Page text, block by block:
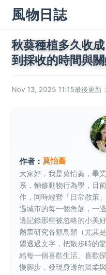
風物日誌
秋葵種植多久收
到採收的時間與
Nov 13, 2025 11:15最後更新
作者： 莫怡蓁
大家好，我是莫怡蓁，畢
系，輔修動物行為學，目
作，同時經營「日常散策
過城市的每一個角落，一
邊記錄那些被忽略的小美
熱衷研究各類鳥類（尤其
望透過文字，把散步時的
給每一個喜歡生活、喜歡
慢腳步，發現身邊的溫柔與